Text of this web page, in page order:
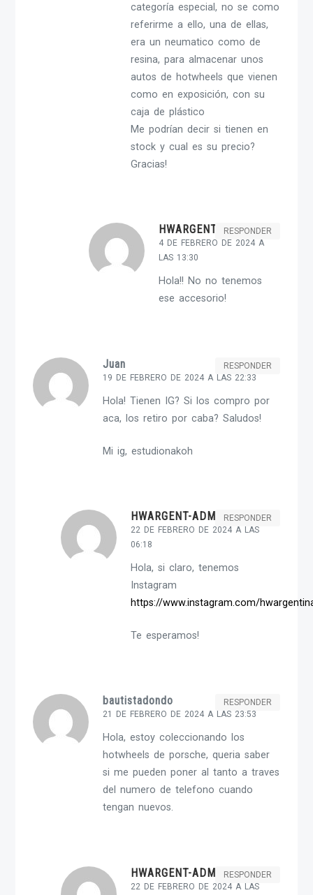
categoría especial, no se como
referirme a ello, una de ellas,
era un neumatico como de
resina, para almacenar unos
autos de hotwheels que vienen
como en exposición, con su
caja de plástico
Me podrían decir si tienen en
stock y cual es su precio?
Gracias!
HWARGENT-ADMIN
4 DE FEBRERO DE 2024 A
LAS 13:30
RESPONDER
Hola!! No no tenemos
ese accesorio!
Juan
19 DE FEBRERO DE 2024 A LAS 22:33
RESPONDER
Hola! Tienen IG? Si los compro por
aca, los retiro por caba? Saludos!
Mi ig, estudionakoh
HWARGENT-ADMIN
22 DE FEBRERO DE 2024 A LAS
06:18
RESPONDER
Hola, si claro, tenemos
Instagram
https://www.instagram.com/
Te esperamos!
bautistadondo
21 DE FEBRERO DE 2024 A LAS 23:53
RESPONDER
Hola, estoy coleccionando los
hotwheels de porsche, queria saber
si me pueden poner al tanto a traves
del numero de telefono cuando
tengan nuevos.
HWARGENT-ADMIN
22 DE FEBRERO DE 2024 A LAS
RESPONDER